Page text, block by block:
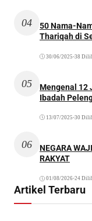
04
50 Nama-
Thariqah di
30/06/2025 •38
05
Mengenal 12
Ibadah
13/07/2025 •30
06
NEGARA
RAKYAT
01/08/2026•24
Artikel Terbaru